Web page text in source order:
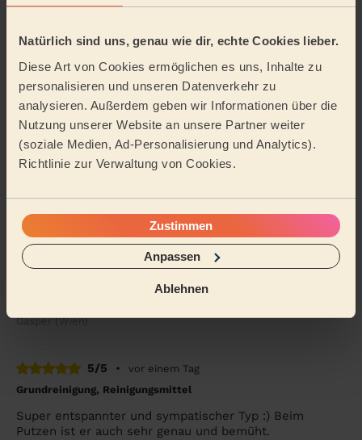
Natürlich sind uns, genau wie dir, echte Cookies lieber.
Diese Art von Cookies ermöglichen es uns, Inhalte zu
personalisieren und unseren Datenverkehr zu
analysieren. Außerdem geben wir Informationen über die
Nutzung unserer Website an unsere Partner weiter
(soziale Medien, Ad-Personalisierung und Analytics).
Richtlinie zur Verwaltung von Cookies.
Zustimmen
Anpassen
Ablehnen
noch 4 andere Sprachen! Ist sehr gebildet und hat e...
Otto (Wien)
Einmalige Reinigung
Mohammed war super gründlich, sehr freundlich und
hat auch immer wieder nachgefragt, ob alles zu meiner
Zufriedenheit ist. Wirklich super!
Laura (Wien)
5/5 •
vor einem Tag
Einmalige Reinigung, Reinigungsmittel
Top Service, schnelle und professionelle Reinigung
Gasper (Wien)
5/5 •
vor einem Tag
Grundreinigung, Reinigungsmittel
Super entspannter und sympatischer Typ :) Beim
Putzen ist er auch sehr genau und bemüht.